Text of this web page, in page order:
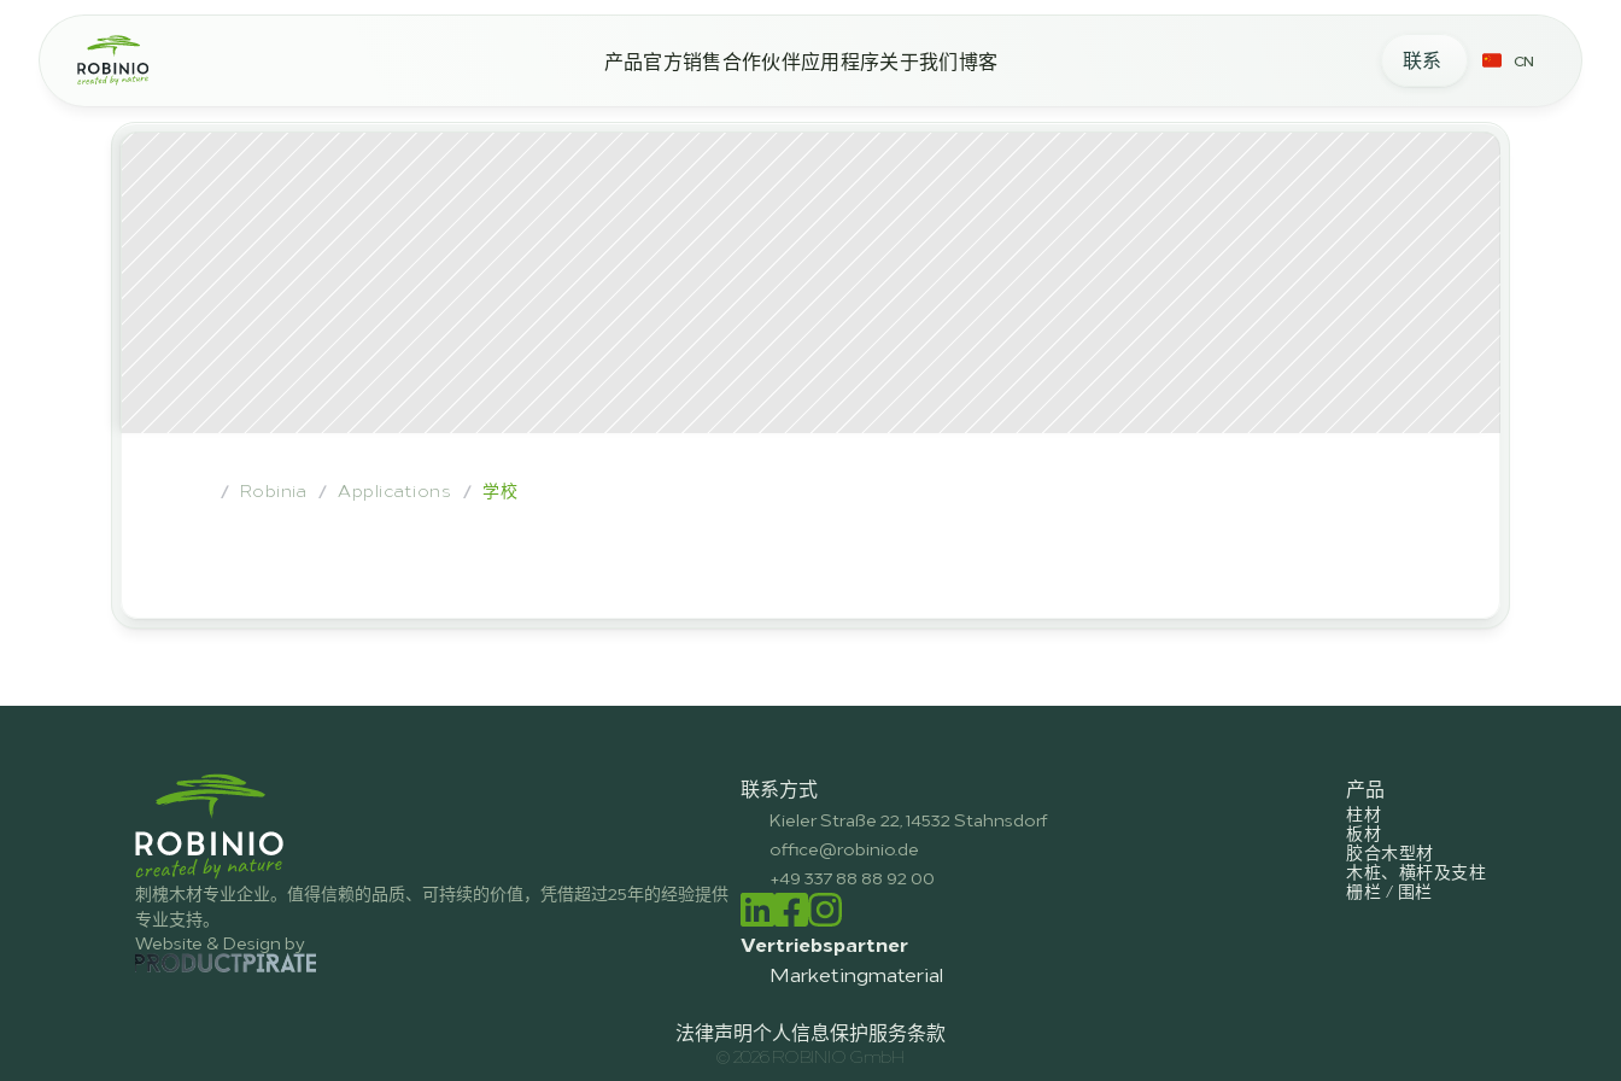
产品官方销售合作伙伴应用程序关于我们博客 联系 CN
/ Robinia / Applications / 学校
刺槐木材专业企业。值得信赖的品质、可持续的价值，凭借超过25年的经验提供
专业支持。
Website & Design by
联系方式
Kieler Straße 22, 14532 Stahnsdorf
office@robinio.de
+49 337 88 88 92 00
Vertriebspartner
Marketingmaterial
产品
柱材
板材
胶合木型材
木桩、横杆及支柱
栅栏 / 围栏
法律声明个人信息保护服务条款
© 2026 ROBINIO GmbH